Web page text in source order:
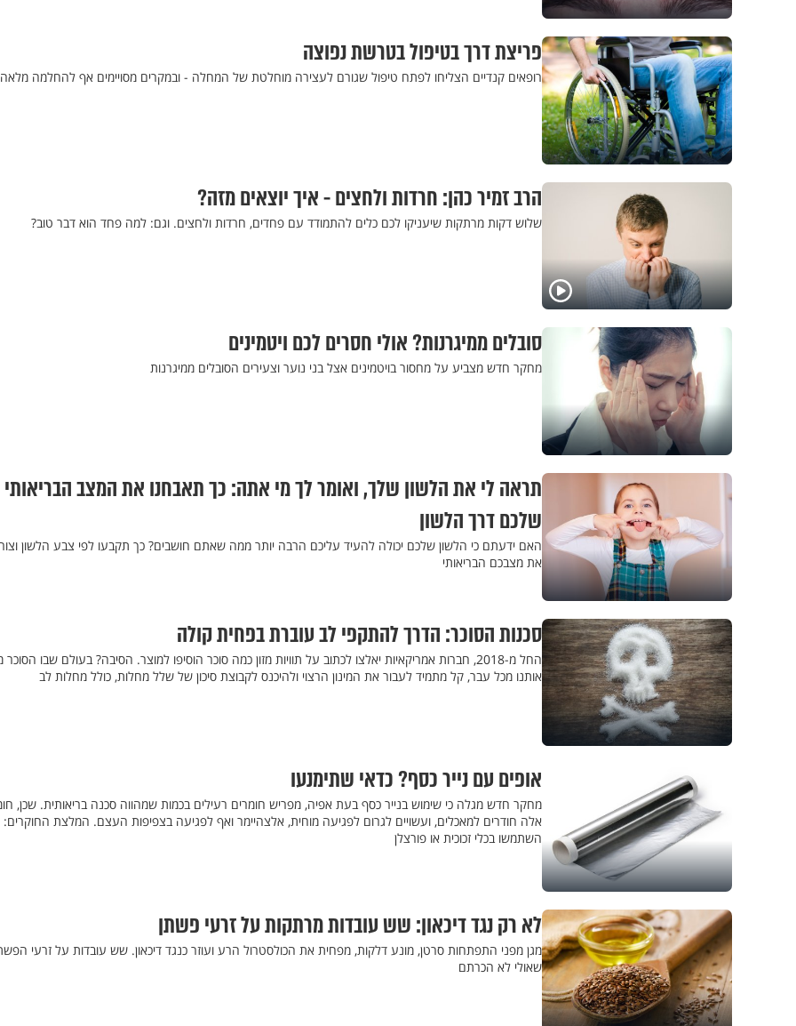
פריצת דרך בטיפול בטרשת נפוצה
רופאים קנדיים הצליחו לפתח טיפול שגורם לעצירה מוחלטת של המחלה - ובמקרים מסויימים אף להחלמה מלאה
הרב זמיר כהן: חרדות ולחצים - איך יוצאים מזה?
שלוש דקות מרתקות שיעניקו לכם כלים להתמודד עם פחדים, חרדות ולחצים. וגם: למה פחד הוא דבר טוב?
סובלים ממיגרנות? אולי חסרים לכם ויטמינים
מחקר חדש מצביע על מחסור בויטמינים אצל בני נוער וצעירים הסובלים ממיגרנות
תראה לי את הלשון שלך, ואומר לך מי אתה: כך תאבחנו את המצב הבריאותי
שלכם דרך הלשון
האם ידעתם כי הלשון שלכם יכולה להעיד עליכם הרבה יותר ממה שאתם חושבים? כך תקבעו לפי צבע הלשון
את מצבכם הבריאותי
סכנות הסוכר: הדרך להתקפי לב עוברת בפחית קולה
החל מ-2018, חברות אמריקאיות יאלצו לכתוב על תוויות מזון כמה סוכר הוסיפו למוצר. הסיבה? בעולם שבו
אותנו מכל עבר, קל מתמיד לעבור את המינון הרצוי ולהיכנס לקבוצת סיכון של שלל מחלות, כולל מחלות לב
אופים עם נייר כסף? כדאי שתימנעו
מחקר חדש מגלה כי שימוש בנייר כסף בעת אפיה, מפריש חומרים רעילים בכמות שמהווה סכנה בריאותית. שכן,
אלה חודרים למאכלים, ועשויים לגרום לפגיעה מוחית, אלצהיימר ואף לפגיעה בצפיפות העצם. המלצת החוקרים:
השתמשו בכלי זכוכית או פורצלן
לא רק נגד דיכאון: שש עובדות מרתקות על זרעי פשתן
מגן מפני התפתחות סרטן, מונע דלקות, מפחית את הכולסטרול הרע ועוזר כנגד דיכאון. שש עובדות על זרעי
שאולי לא הכרתם